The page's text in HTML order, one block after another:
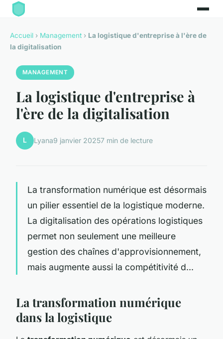
Accueil › Management › La logistique d'entreprise à l'ère de
la digitalisation
MANAGEMENT
La logistique d'entreprise à
l'ère de la digitalisation
L Lyana9 janvier 20257 min de lecture
La transformation numérique est désormais
un pilier essentiel de la logistique moderne.
La digitalisation des opérations logistiques
permet non seulement une meilleure
gestion des chaînes d'approvisionnement,
mais augmente aussi la compétitivité d...
La transformation numérique
dans la logistique